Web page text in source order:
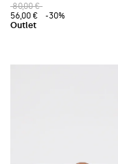
80,00 €
56,00 €
-30%